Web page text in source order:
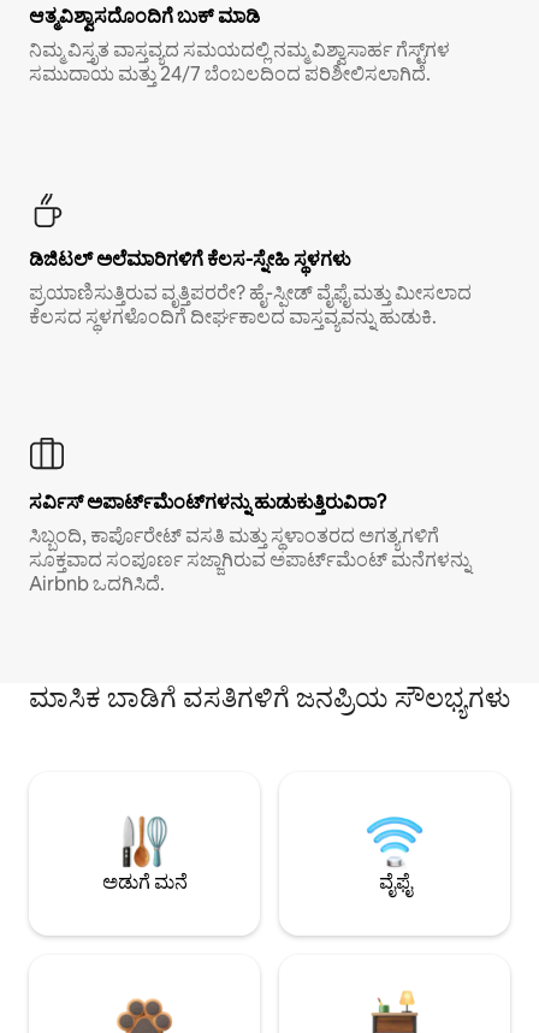
ಆತ್ಮವಿಶ್ವಾಸದೊಂದಿಗೆ ಬುಕ್ ಮಾಡಿ
ನಿಮ್ಮ ವಿಸ್ತೃತ ವಾಸ್ತವ್ಯದ ಸಮಯದಲ್ಲಿ ನಮ್ಮ ವಿಶ್ವಾಸಾರ್ಹ ಗೆಸ್ಟ್‌ಗಳ
ಸಮುದಾಯ ಮತ್ತು 24/7 ಬೆಂಬಲದಿಂದ ಪರಿಶೀಲಿಸಲಾಗಿದೆ.
ಡಿಜಿಟಲ್ ಅಲೆಮಾರಿಗಳಿಗೆ ಕೆಲಸ-ಸ್ನೇಹಿ ಸ್ಥಳಗಳು
ಪ್ರಯಾಣಿಸುತ್ತಿರುವ ವೃತ್ತಿಪರರೇ? ಹೈ-ಸ್ಪೀಡ್ ವೈಫೈ ಮತ್ತು ಮೀಸಲಾದ
ಕೆಲಸದ ಸ್ಥಳಗಳೊಂದಿಗೆ ದೀರ್ಘಕಾಲದ ವಾಸ್ತವ್ಯವನ್ನು ಹುಡುಕಿ.
ಸರ್ವಿಸ್ ಅಪಾರ್ಟ್‌ಮೆಂಟ್‌ಗಳನ್ನು ಹುಡುಕುತ್ತಿರುವಿರಾ?
ಸಿಬ್ಬಂದಿ, ಕಾರ್ಪೊರೇಟ್ ವಸತಿ ಮತ್ತು ಸ್ಥಳಾಂತರದ ಅಗತ್ಯಗಳಿಗೆ
ಸೂಕ್ತವಾದ ಸಂಪೂರ್ಣ ಸಜ್ಜಾಗಿರುವ ಅಪಾರ್ಟ್‌ಮೆಂಟ್ ಮನೆಗಳನ್ನು
Airbnb ಒದಗಿಸಿದೆ.
ಮಾಸಿಕ ಬಾಡಿಗೆ ವಸತಿಗಳಿಗೆ ಜನಪ್ರಿಯ ಸೌಲಭ್ಯಗಳು
ಅಡುಗೆ ಮನೆ ವೈಫೈ